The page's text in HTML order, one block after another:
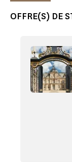
OFFRE(S) DE